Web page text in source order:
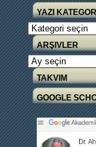
YAZI
Yazı
Kategorileri
ARŞIVLER
Arşivler
TAKVIM
GOOGLE